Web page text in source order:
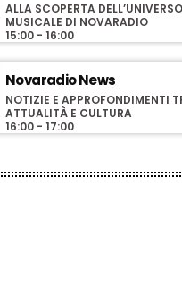
ALLA SCOPERTA DELL’UNIVERSO
MUSICALE DI NOVARADIO
15:00 - 16:00
Novaradio News
NOTIZIE E APPROFONDIMENTI
ATTUALITÀ E CULTURA
16:00 - 17:00